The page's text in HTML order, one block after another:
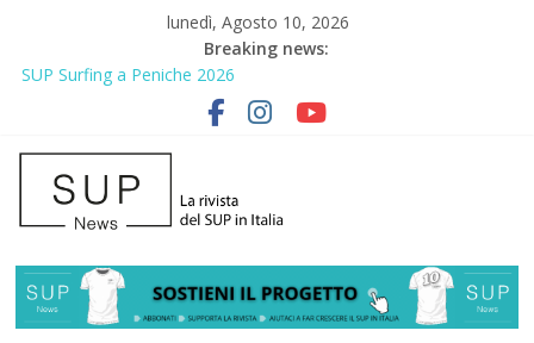
lunedì, Agosto 10, 2026
Breaking news:
SUP Surfing a Peniche 2026
AirSUP a Gallico: prima storica gara per Reggio Calabria
Gallico Paddle Fest 2026: sul lungomare di Gallico torna la festa
del SUP
Porto Selvaggio, a lezione di soccorso con la giornata della
prevenzione
2° Urban Sup Trophy: la regata solidale per lo IOR